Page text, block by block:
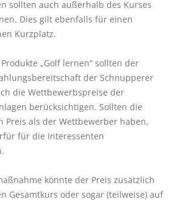
sollten auch außerhalb des Kurses
Dies gilt ebenfalls für einen
Kurzplatz.
„Golf lernen“ sollten der
der Schnupperer
die Wettbewerbs­preise der
berücksichtigen. Sollten die
Preis als der Wettbewerber haben,
für die Interessenten
könnte der Preis zusätzlich
Gesamtkurs oder sogar (teilweise) auf